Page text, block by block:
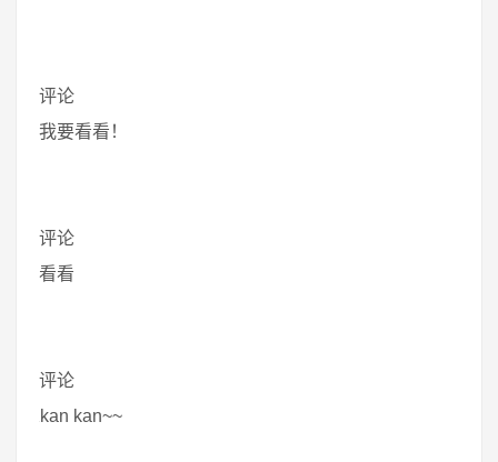
评论
我要看看！
评论
看看
评论
kan kan~~